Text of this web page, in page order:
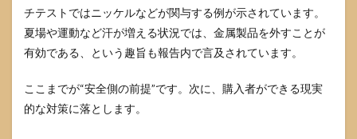
チテストではニッケルなどが関与する例が示されています。
夏場や運動など汗が増える状況では、金属製品を外すことが
有効である、という趣旨も報告内で言及されています。
ここまでが“安全側の前提”です。次に、購入者ができる現実
的な対策に落とします。